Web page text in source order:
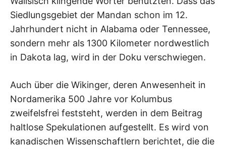
Siedlungsgebiet der Mandan schon im 12.
Jahrhundert nicht in Alabama oder Tennessee,
sondern mehr als 1300 Kilometer nordwestlich
in Dakota lag, wird in der Doku verschwiegen.
Auch über die Wikinger, deren Anwesenheit in
Nordamerika 500 Jahre vor Kolumbus
zweifelsfrei feststeht, werden in dem Beitrag
haltlose Spekulationen aufgestellt. Es wird von
kanadischen Wissenschaftlern berichtet, die die